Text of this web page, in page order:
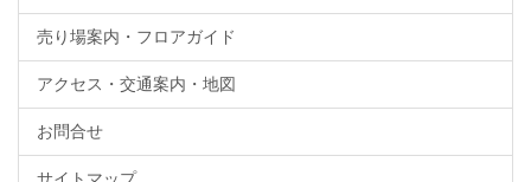
売り場案内・フロアガイド
アクセス・交通案内・地図
お問合せ
サイトマップ